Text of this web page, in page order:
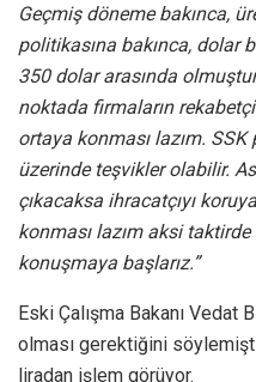
Geçmiş döneme bakınca,
politikasına bakınca, dolar
350 dolar arasında
noktada firmaların
ortaya konması lazım.
üzerinde teşvikler olabilir.
çıkacaksa ihracatçıyı
konması lazım aksi
konuşmaya başlarız.”
Eski Çalışma Bakanı
olması gerektiğini
liradan işlem görüyor.